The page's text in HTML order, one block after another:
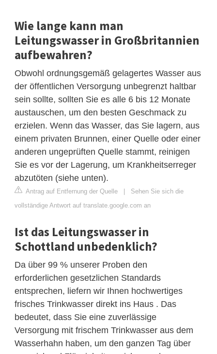
Wie lange kann man
Leitungswasser in Großbritannien
aufbewahren?
Obwohl ordnungsgemäß gelagertes Wasser aus
der öffentlichen Versorgung unbegrenzt haltbar
sein sollte, sollten Sie es alle 6 bis 12 Monate
austauschen, um den besten Geschmack zu
erzielen. Wenn das Wasser, das Sie lagern, aus
einem privaten Brunnen, einer Quelle oder einer
anderen ungeprüften Quelle stammt, reinigen
Sie es vor der Lagerung, um Krankheitserreger
abzutöten (siehe unten).
Antrag auf Entfernung der Quelle | Sehen Sie sich die
vollständige Antwort auf translate.google.com an
Ist das Leitungswasser in
Schottland unbedenklich?
Da über 99 % unserer Proben den
erforderlichen gesetzlichen Standards
entsprechen, liefern wir Ihnen hochwertiges
frisches Trinkwasser direkt ins Haus . Das
bedeutet, dass Sie eine zuverlässige
Versorgung mit frischem Trinkwasser aus dem
Wasserhahn haben, um den ganzen Tag über